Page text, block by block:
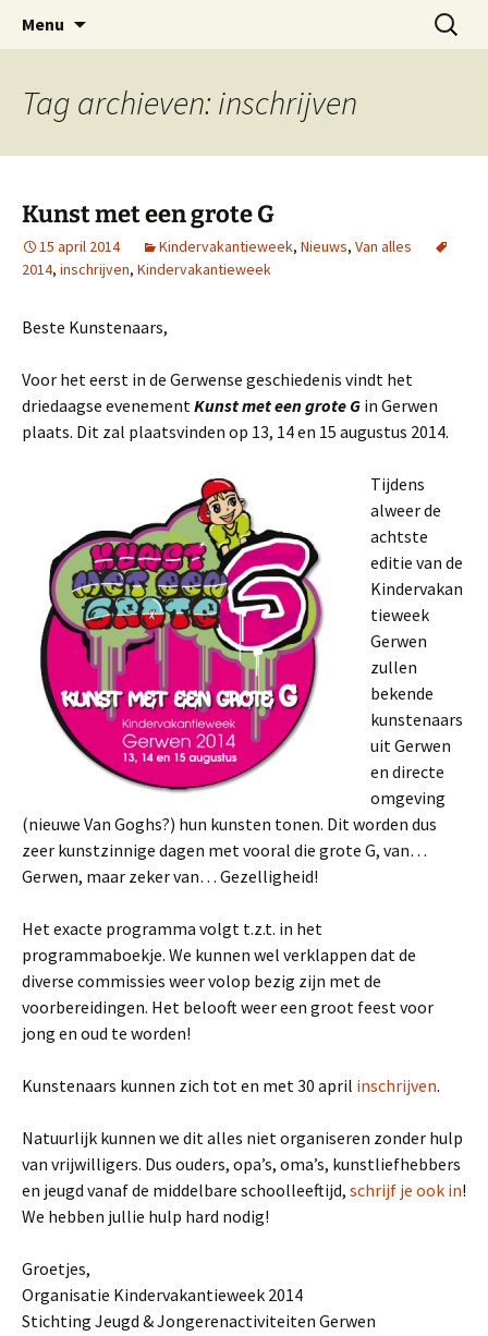
Kindervakantieweek Gerwen
Menu
inhoud
Zoeken
naar:
Tag archieven: inschrijven
Kunst met een grote G
15 april 2014 Kindervakantieweek, Nieuws, Van alles
2014, inschrijven, Kindervakantieweek
Beste Kunstenaars,
Voor het eerst in de Gerwense geschiedenis vindt het
driedaagse evenementKunst met een grote G in Gerwen
plaats. Dit zal plaatsvinden op 13, 14 en 15 augustus 2014.
Tijdens
alweer de
achtste
editie van de
Kindervakan
tieweek
Gerwen
zullen
bekende
kunstenaars
uit Gerwen
en directe
omgeving
(nieuwe Van Goghs?) hun kunsten tonen. Dit worden dus
zeer kunstzinnige dagen met vooral die grote G, van…
Gerwen, maar zeker van… Gezelligheid!
Het exacte programma volgt t.z.t. in het
programmaboekje. We kunnen wel verklappen dat de
diverse commissies weer volop bezig zijn met de
voorbereidingen. Het belooft weer een groot feest voor
jong en oud te worden!
Kunstenaars kunnen zich tot en met 30 april inschrijven.
Natuurlijk kunnen we dit alles niet organiseren zonder hulp
van vrijwilligers. Dus ouders, opa’s, oma’s, kunstliefhebbers
en jeugd vanaf de middelbare schoolleeftijd, schrijf je ook in!
We hebben jullie hulp hard nodig!
Groetjes,
Organisatie Kindervakantieweek 2014
Stichting Jeugd & Jongerenactiviteiten Gerwen